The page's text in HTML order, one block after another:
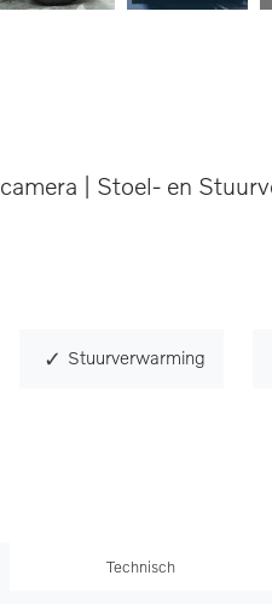
| Stoel- en
Stuurverwarming
Technisch